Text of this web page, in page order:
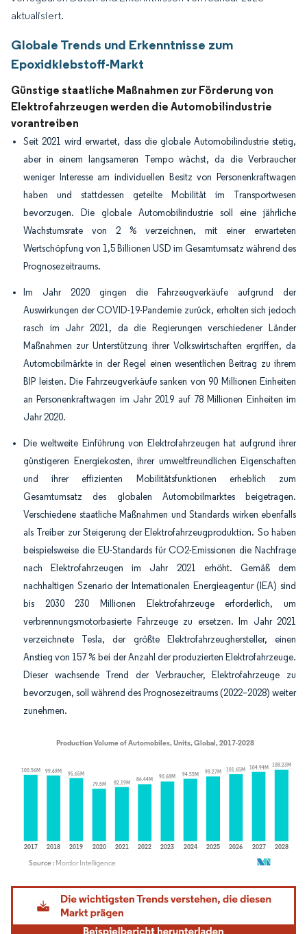
aktualisiert.
Globale Trends und Erkenntnisse zum
Epoxidklebstoff-Markt
Günstige staatliche Maßnahmen zur Förderung von
Elektrofahrzeugen werden die Automobilindustrie
vorantreiben
Seit 2021 wird erwartet, dass die globale Automobilindustrie stetig,
aber in einem langsameren Tempo wächst, da die Verbraucher
weniger Interesse am individuellen Besitz von Personenkraftwagen
haben und stattdessen geteilte Mobilität im Transportwesen
bevorzugen. Die globale Automobilindustrie soll eine jährliche
Wachstumsrate von 2 % verzeichnen, mit einer erwarteten
Wertschöpfung von 1,5 Billionen USD im Gesamtumsatz während des
Prognosezeitraums.
Im Jahr 2020 gingen die Fahrzeugverkäufe aufgrund der
Auswirkungen der COVID-19-Pandemie zurück, erholten sich jedoch
rasch im Jahr 2021, da die Regierungen verschiedener Länder
Maßnahmen zur Unterstützung ihrer Volkswirtschaften ergriffen, da
Automobilmärkte in der Regel einen wesentlichen Beitrag zu ihrem
BIP leisten. Die Fahrzeugverkäufe sanken von 90 Millionen Einheiten
an Personenkraftwagen im Jahr 2019 auf 78 Millionen Einheiten im
Jahr 2020.
Die weltweite Einführung von Elektrofahrzeugen hat aufgrund ihrer
günstigeren Energiekosten, ihrer umweltfreundlichen Eigenschaften
und ihrer effizienten Mobilitätsfunktionen erheblich zum
Gesamtumsatz des globalen Automobilmarktes beigetragen.
Verschiedene staatliche Maßnahmen und Standards wirken ebenfalls
als Treiber zur Steigerung der Elektrofahrzeugproduktion. So haben
beispielsweise die EU-Standards für CO2-Emissionen die Nachfrage
nach Elektrofahrzeugen im Jahr 2021 erhöht. Gemäß dem
nachhaltigen Szenario der Internationalen Energieagentur (IEA) sind
bis 2030 230 Millionen Elektrofahrzeuge erforderlich, um
verbrennungsmotorbasierte Fahrzeuge zu ersetzen. Im Jahr 2021
verzeichnete Tesla, der größte Elektrofahrzeughersteller, einen
Anstieg von 157 % bei der Anzahl der produzierten Elektrofahrzeuge.
Dieser wachsende Trend der Verbraucher, Elektrofahrzeuge zu
bevorzugen, soll während des Prognosezeitraums (2022–2028) weiter
zunehmen.
Bild © Mordor Intelligence. Wiederverwendung erfordert Namensnennung gemäß